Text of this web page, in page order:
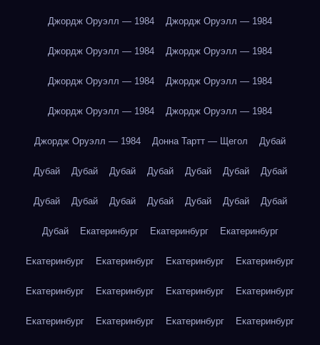
Джордж Оруэлл — 1984 Джордж Оруэлл — 1984
Джордж Оруэлл — 1984 Джордж Оруэлл — 1984
Джордж Оруэлл — 1984 Джордж Оруэлл — 1984
Джордж Оруэлл — 1984 Джордж Оруэлл — 1984
Джордж Оруэлл — 1984 Донна Тартт — Щегол Дубай
Дубай Дубай Дубай Дубай Дубай Дубай Дубай
Дубай Дубай Дубай Дубай Дубай Дубай Дубай
Дубай Екатеринбург Екатеринбург Екатеринбург
Екатеринбург Екатеринбург Екатеринбург Екатеринбург
Екатеринбург Екатеринбург Екатеринбург Екатеринбург
Екатеринбург Екатеринбург Екатеринбург Екатеринбург